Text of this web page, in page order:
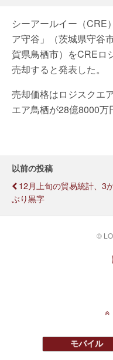
シーアールイー（CRE
ア守谷」（茨城県守谷
賀県鳥栖市）をCREロ
売却すると発表した。
売却価格はロジスクエ
エア鳥栖が28億8000万
以前の投稿
12月上旬の貿易統計、3
ぶり黒字
©
モバイル